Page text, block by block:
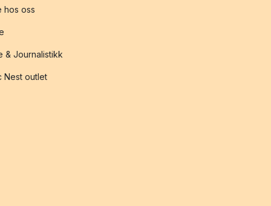
hos oss
& Journalistikk
Nest outlet